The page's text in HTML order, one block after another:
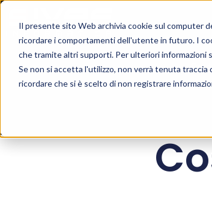
Il presente sito Web archivia cookie sul computer
ricordare i comportamenti dell'utente in futuro. I
che tramite altri supporti. Per ulteriori informazioni
Se non si accetta l'utilizzo, non verrà tenuta
ricordare che si è scelto di non registrare